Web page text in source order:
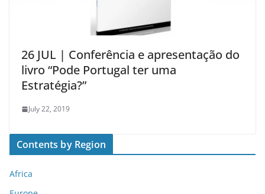
26 JUL | Conferência e apresentação do
livro “Pode Portugal ter uma
Estratégia?”
July 22, 2019
Contents by Region
Africa